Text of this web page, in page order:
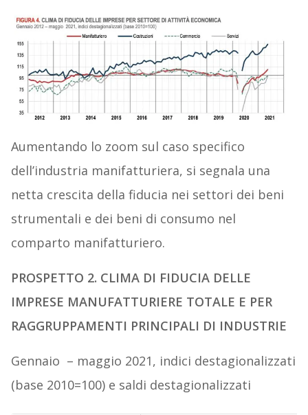
Aumentando lo zoom sul caso specifico
dell’industria manifatturiera, si segnala una
netta crescita della fiducia nei settori dei beni
strumentali e dei beni di consumo nel
comparto manifatturiero.
PROSPETTO 2. CLIMA DI FIDUCIA DELLE
IMPRESE MANUFATTURIERE TOTALE E PER
RAGGRUPPAMENTI PRINCIPALI DI INDUSTRIE
Gennaio – maggio 2021, indici destagionalizzati
(base 2010=100) e saldi destagionalizzati